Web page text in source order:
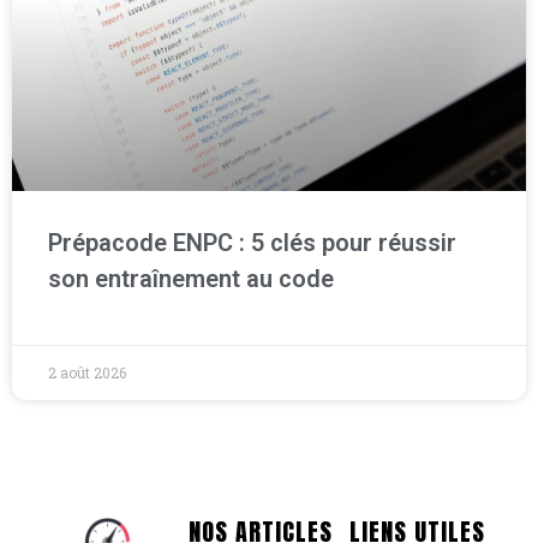
Prépacode ENPC : 5 clés pour réussir
son entraînement au code
2 août 2026
NOS ARTICLES LIENS UTILES